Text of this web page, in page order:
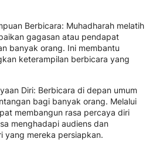
Berbicara: Muhadharah melatih
gagasan atau pendapat
banyak orang. Ini membantu
keterampilan berbicara yang
Diri: Berbicara di depan umum
bagi banyak orang. Melalui
membangun rasa percaya diri
menghadapi audiens dan
yang mereka persiapkan.